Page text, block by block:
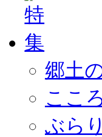
郷土
ここ
ぶら